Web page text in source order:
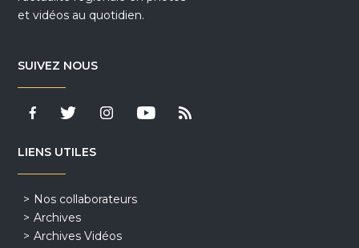
et vidéos au quotidien.
SUIVEZ NOUS
LIENS UTILES
Nos collaborateurs
Archives
Archives Vidéos